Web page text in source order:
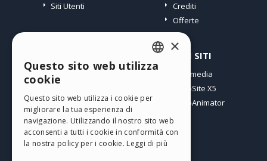
Siti Utenti
Crediti
Offerte
I miei post
I miei Download
Spazio Web
I miei Crediti
ALTRI SITI
Incomedia
WebSite X5
WebAnimator
ENGLISH
SPANISH
PORTUGUESE
×
Questo sito web utilizza
cookie
Questo sito web utilizza i cookie per
migliorare la tua esperienza di
navigazione. Utilizzando il nostro sito web
acconsenti a tutti i cookie in conformità con
la nostra policy per i cookie. Leggi di più